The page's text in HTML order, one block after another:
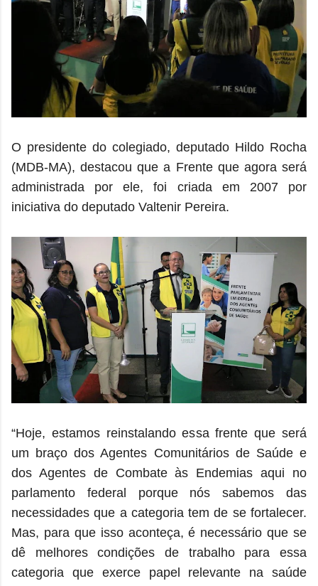
O presidente do colegiado, deputado Hildo Rocha
(MDB-MA), destacou que a Frente que agora será
administrada por ele, foi criada em 2007 por
iniciativa do deputado Valtenir Pereira.
“Hoje, estamos reinstalando essa frente que será
um braço dos Agentes Comunitários de Saúde e
dos Agentes de Combate às Endemias aqui no
parlamento federal porque nós sabemos das
necessidades que a categoria tem de se fortalecer.
Mas, para que isso aconteça, é necessário que se
dê melhores condições de trabalho para essa
categoria que exerce papel relevante na saúde